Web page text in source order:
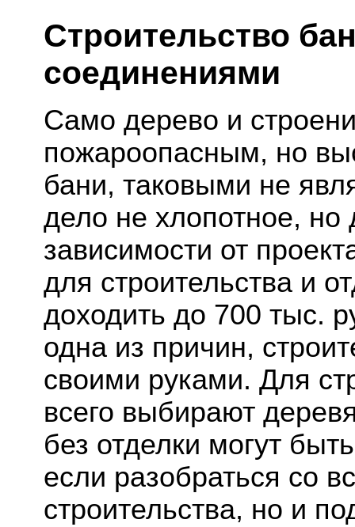
Строительство
соединениями
Само дерево и
пожароопасным, но
бани, таковыми не
дело не хлопотное, но
зависимости от
для строительства и
доходить до 700 тыс.
одна из причин,
своими руками. Для
всего выбирают
без отделки могут
если разобраться со
строительства, но и